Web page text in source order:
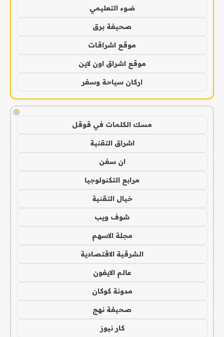
ضوء التعليمي
صحيفة برق
موقع اشراقات
موقع اشراق اون لاين
اركان سياحة وسفر
!
مسك الكلمات في قوقل
اشراق التقنية
ان سفن
مرابع التكنولوجيا
خيال التقنية
شوف ويب
مجلة الاسهم
الشرقية الاقتصادية
عالم الايفون
مدونة كوكان
صحيفة نهج
كار نيوز